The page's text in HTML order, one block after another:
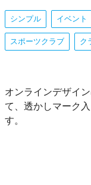
シンプル イベント
スポーツクラブ ク
オンラインデザイ
て、透かしマーク
す。